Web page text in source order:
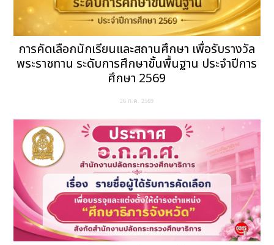
การคัดเลือกนักเรียนและสถานศึกษา เพื่อรับรางวัล
พระราชทาน ระดับการศึกษาขั้นพื้นฐาน ประจำปีการ
ศึกษา 2569
26 ก.ค. 2569